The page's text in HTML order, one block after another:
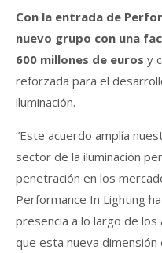
Con la entrada de
nuevo grupo con una
600 millones de euros y
reforzada para el
iluminación.
“Este acuerdo amplía
sector de la iluminación
penetración en los
Performance In Lighting
presencia a lo largo de
que esta nueva